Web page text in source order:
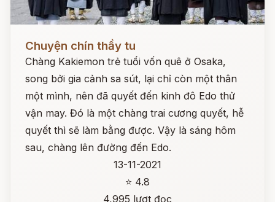
Chuyện chín thầy tu
Chàng Kakiemon trẻ tuổi vốn quê ở Osaka,
song bởi gia cảnh sa sút, lại chỉ còn một thân
một mình, nên đã quyết đến kinh đô Edo thử
vận may. Đó là một chàng trai cương quyết, hễ
quyết thì sẽ làm bằng được. Vậy là sáng hôm
sau, chàng lên đường đến Edo.
13-11-2021
⭐ 4.8
4,995 lượt đọc